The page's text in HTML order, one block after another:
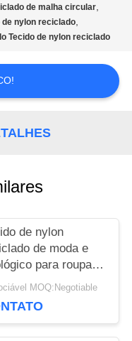
de malha circular,
nylon reciclado,
Tecido de nylon reciclado
de nylon
de moda e
para roupas
MOQ:Negotiable